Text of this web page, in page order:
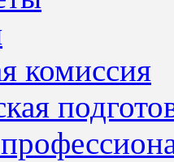
комиссия